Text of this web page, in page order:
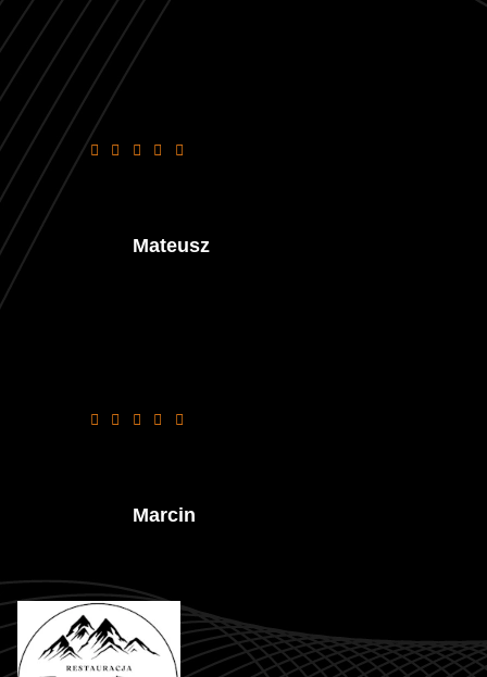
Super obsługa, bardzo miły dostawca i
jedzenie pyszne.
Mateusz
Marcin